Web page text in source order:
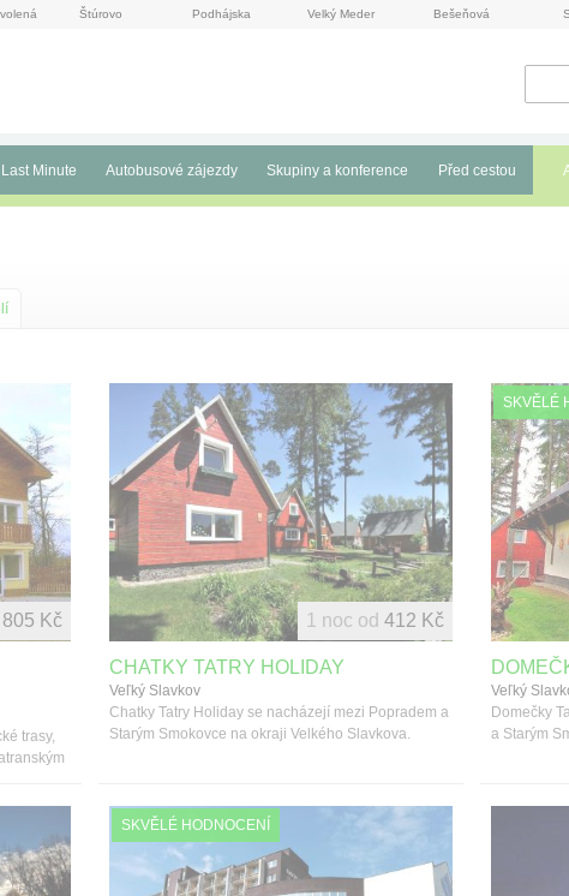
Štúrovo Podhájska Velký Meder Bešeňová
Minute Autobusové zájezdy Skupiny a konference Před cestou
trasy,
805 Kč
CHATKY TATRY HOLIDAY
Veľký Slavkov
Chatky Tatry Holiday se nacházejí mezi Popradem a
Starým Smokovce na okraji Velkého Slavkova.
1 noc od 412 Kč
SKVĚLÉ
Veľký
Domečky
a Starým
SKVĚLÉ HODNOCENÍ